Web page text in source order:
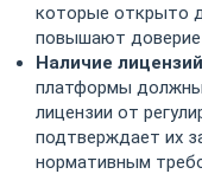
которые открыто
повышают доверие
Наличие
платформы
лицензии от
подтверждает их
нормативным